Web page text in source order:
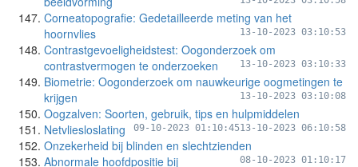
Corneatopografie: Gedetailleerde meting van het
hoornvlies
13-10-2023 03:10:53
Contrastgevoeligheidstest: Oogonderzoek om
contrastvermogen te onderzoeken
13-10-2023 03:10:33
Biometrie: Oogonderzoek om nauwkeurige oogmetingen te
krijgen
13-10-2023 03:10:08
Oogzalven: Soorten, gebruik, tips en hulpmiddelen
13-10-2023 06:10:58
Netvliesloslating 09-10-2023 01:10:45
Onzekerheid bij blinden en slechtzienden
08-10-2023 01:10:17
Abnormale hoofdpositie bij